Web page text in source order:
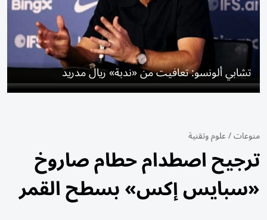
تشابي ألونسو: تعافيت من «ندبة» ريال مدريد
منوعات/علوم وتقنية
ترجيح اصطدام حطام صاروخ
«سبايس إكس» بسطح القمر